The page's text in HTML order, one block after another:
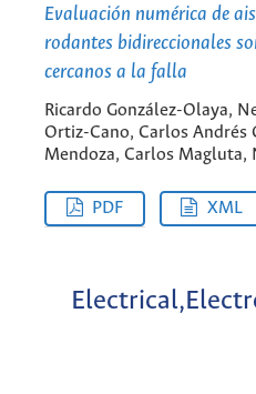
Evaluación numérica de
rodantes bidireccionales
cercanos a la falla
Ricardo González-Olaya,
Ortiz-Cano, Carlos Andrés
Mendoza, Carlos Magluta,
PDF XML